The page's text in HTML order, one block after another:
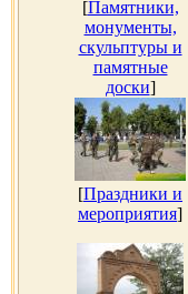
[Памятники,
монументы,
скульптуры и
памятные
доски]
[Праздники и
мероприятия]